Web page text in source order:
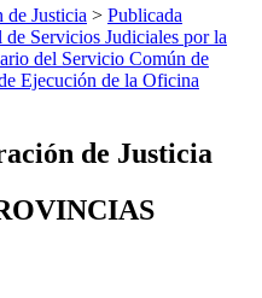
Justicia > Publicada
Servicios Judiciales por la
del Servicio Común de
Ejecución de la Oficina
de Justicia